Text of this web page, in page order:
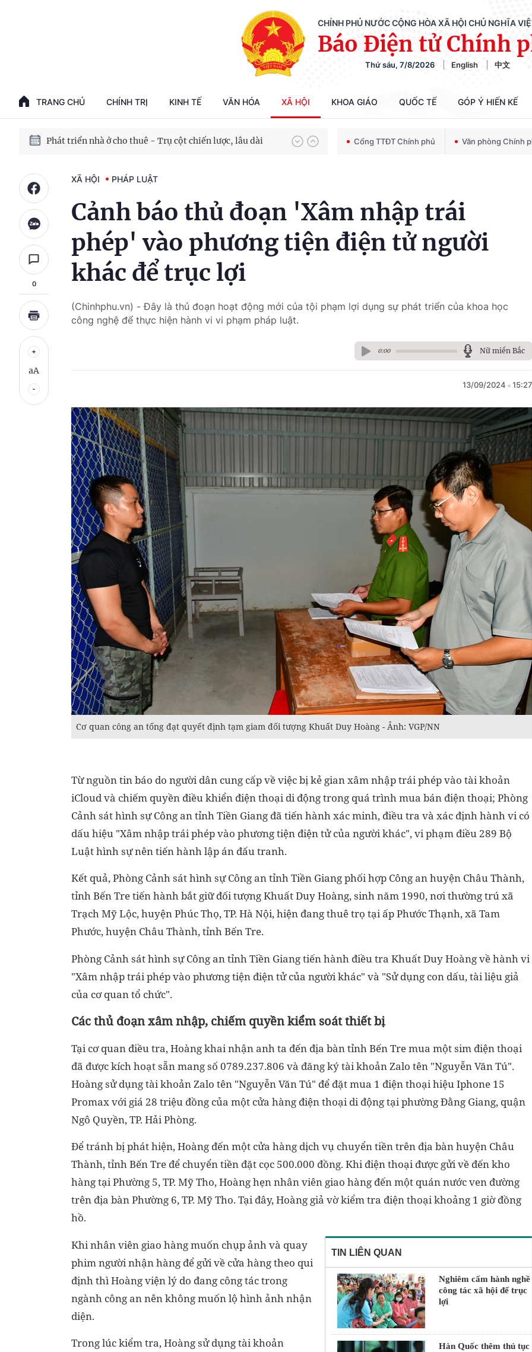
CHÍNH PHỦ NƯỚC CỘNG HÒA XÃ HỘI CHỦ NGHĨA
Báo Điện tử Chính
Thứ sáu, 7/8/2026 English 中文
TRANG CHỦ CHÍNH TRỊ KINH TẾ VĂN HÓA XÃ HỘI KHOA GIÁO QUỐC TẾ GÓP Ý HIẾN KẾ
Phát triển kinh tế nhà nước trong kỷ nguyên mới
Chiến dịch 500 ngày đêm tìm kiếm, quy tập và xác định danh tính hài cốt liệt sĩ
Bảo vệ nền tảng tư tưởng của Đảng trong kỷ nguyên phát triển mới
Phát triển nhà ở cho thuê - Trụ cột chiến lược, lâu dài Cổng TTĐT Chính phủ Văn phòng Chính
0
aA
XÃ HỘI PHÁP LUẬT
Cảnh báo thủ đoạn 'Xâm nhập trái
phép' vào phương tiện điện tử người
khác để trục lợi
(Chinhphu.vn) - Đây là thủ đoạn hoạt động mới của tội phạm lợi dụng sự phát triển của khoa học
công nghệ để thực hiện hành vi vi phạm pháp luật.
0:00 Nữ miền Bắc
13/09/2024 15:27
Cơ quan công an tống đạt quyết định tạm giam đối tượng Khuất Duy Hoàng - Ảnh: VGP/NN
Từ nguồn tin báo do người dân cung cấp về việc bị kẻ gian xâm nhập trái phép vào tài khoản
iCloud và chiếm quyền điều khiển điện thoại di động trong quá trình mua bán điện thoại; Phòng
Cảnh sát hình sự Công an tỉnh Tiền Giang đã tiến hành xác minh, điều tra và xác định hành vi có
dấu hiệu "Xâm nhập trái phép vào phương tiện điện tử của người khác", vi phạm điều 289 Bộ
Luật hình sự nên tiến hành lập án đấu tranh.
Kết quả, Phòng Cảnh sát hình sự Công an tỉnh Tiền Giang phối hợp Công an huyện Châu Thành,
tỉnh Bến Tre tiến hành bắt giữ đối tượng Khuất Duy Hoàng, sinh năm 1990, nơi thường trú xã
Trạch Mỹ Lộc, huyện Phúc Thọ, TP. Hà Nội, hiện đang thuê trọ tại ấp Phước Thạnh, xã Tam
Phước, huyện Châu Thành, tỉnh Bến Tre.
Phòng Cảnh sát hình sự Công an tỉnh Tiền Giang tiến hành điều tra Khuất Duy Hoàng về hành vi
"Xâm nhập trái phép vào phương tiện điện tử của người khác" và "Sử dụng con dấu, tài liệu giả
của cơ quan tổ chức".
Các thủ đoạn xâm nhập, chiếm quyền kiểm soát thiết bị
Tại cơ quan điều tra, Hoàng khai nhận anh ta đến địa bàn tỉnh Bến Tre mua một sim điện thoại
đã được kích hoạt sẵn mang số 0789.237.806 và đăng ký tài khoản Zalo tên "Nguyễn Văn Tú".
Hoàng sử dụng tài khoản Zalo tên "Nguyễn Văn Tú" để đặt mua 1 điện thoại hiệu Iphone 15
Promax với giá 28 triệu đồng của một cửa hàng điện thoại di động tại phường Đằng Giang, quận
Ngô Quyền, TP. Hải Phòng.
Để tránh bị phát hiện, Hoàng đến một cửa hàng dịch vụ chuyển tiền trên địa bàn huyện Châu
Thành, tỉnh Bến Tre để chuyển tiền đặt cọc 500.000 đồng. Khi điện thoại được gửi về đến kho
hàng tại Phường 5, TP. Mỹ Tho, Hoàng hẹn nhân viên giao hàng đến một quán nước ven đường
trên địa bàn Phường 6, TP. Mỹ Tho. Tại đây, Hoàng giả vờ kiểm tra điện thoại khoảng 1 giờ đồng
hồ.
TIN LIÊN QUAN
Nghiêm cấm hành nghề
công tác xã hội để trục
lợi
Hàn Quốc thêm thủ tục
Khi nhân viên giao hàng muốn chụp ảnh và quay
phim người nhận hàng để gửi về cửa hàng theo qui
định thì Hoàng viện lý do đang công tác trong
ngành công an nên không muốn lộ hình ảnh nhận
diện.
Trong lúc kiểm tra, Hoàng sử dụng tài khoản